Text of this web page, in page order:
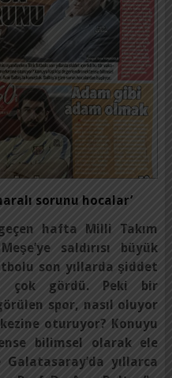
sorunu hocalar’
hafta Milli Takım
saldırısı büyük
son yıllarda şiddet
çok gördü. Peki bir
spor, nasıl oluyor
oturuyor? Konuyu
bilimsel olarak ele
yıllarca